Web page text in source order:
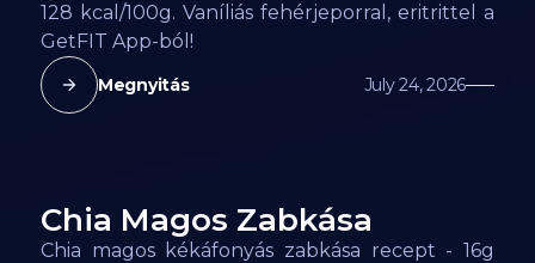
128 kcal/100g. Vaníliás fehérjeporral, eritrittel a
GetFIT App-ból!
Megnyitás July 24, 2026
133kcal
Chia Magos Zabkása
Chia magos kékáfonyás zabkása recept - 16g